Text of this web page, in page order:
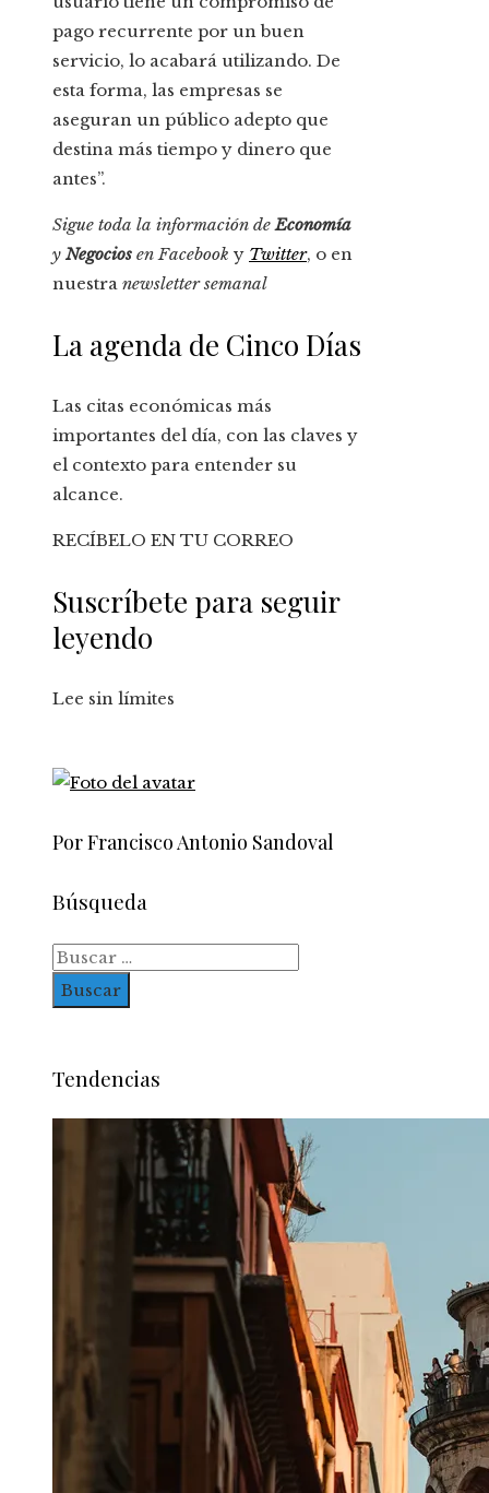
pago recurrente por un buen
servicio, lo acabará utilizando. De
esta forma, las empresas se
aseguran un público adepto que
destina más tiempo y dinero que
antes”.
Sigue toda la información deEconomía
y Negocios enFacebook y Twitter, o en
nuestra newsletter semanal
La agenda de Cinco Días
Las citas económicas más
importantes del día, con las claves y
el contexto para entender su
alcance.
RECÍBELO EN TU CORREO
Suscríbete para seguir
leyendo
Lee sin límites
Por Francisco Antonio Sandoval
Búsqueda
Buscar:
Tendencias